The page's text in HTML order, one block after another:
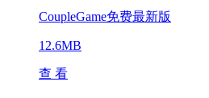
CoupleGame免费最新版
12.6MB
查 看